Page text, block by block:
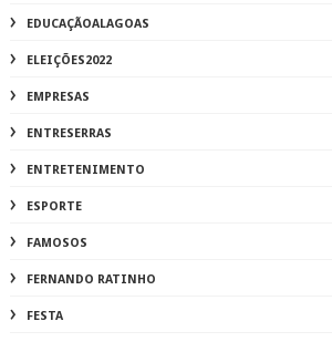
EDUCAÇÃOALAGOAS
ELEIÇÕES2022
EMPRESAS
ENTRESERRAS
ENTRETENIMENTO
ESPORTE
FAMOSOS
FERNANDO RATINHO
FESTA